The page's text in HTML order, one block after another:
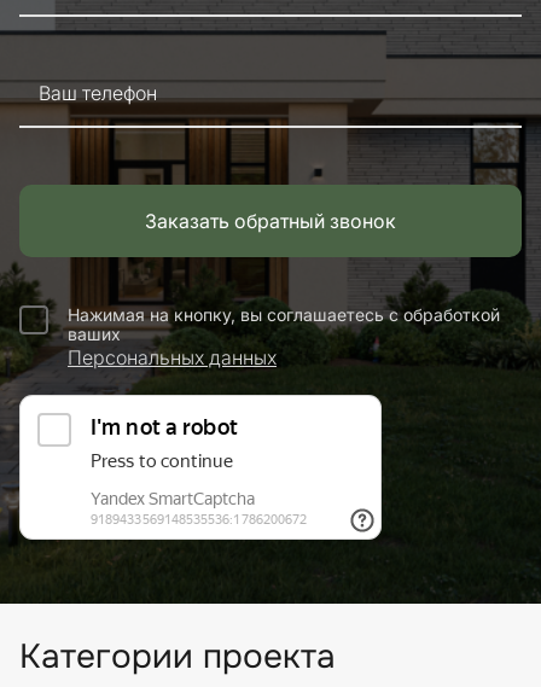
Ваш телефон
Заказать обратный звонок
Нажимая на кнопку, вы соглашаетесь с обработкой
ваших
Персональных данных
Категории проекта